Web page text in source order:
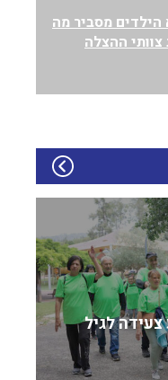
מסביר מה
ההצלה
לגיל